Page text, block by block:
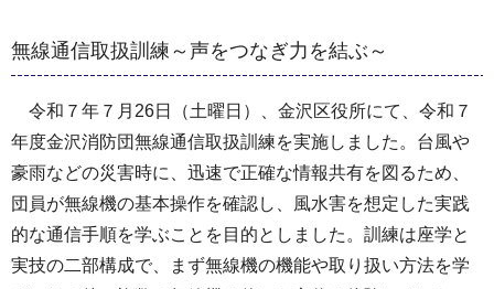
無線通信取扱訓練～声をつなぎ力を結ぶ～
令和７年７月26日（土曜日）、金沢区役所にて、令和７
年度金沢消防団無線通信取扱訓練を実施しました。台風や
豪雨などの災害時に、迅速で正確な情報共有を図るため、
団員が無線機の基本操作を確認し、風水害を想定した実践
的な通信手順を学ぶことを目的としました。訓練は座学と
実技の二部構成で、まず無線機の機能や取り扱い方法を学